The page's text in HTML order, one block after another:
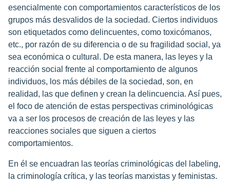
esencialmente con comportamientos característicos de los
grupos más desvalidos de la sociedad. Ciertos individuos
son etiquetados como delincuentes, como toxicómanos,
etc., por razón de su diferencia o de su fragilidad social, ya
sea económica o cultural. De esta manera, las leyes y la
reacción social frente al comportamiento de algunos
individuos, los más débiles de la sociedad, son, en
realidad, las que definen y crean la delincuencia. Así pues,
el foco de atención de estas perspectivas criminológicas
va a ser los procesos de creación de las leyes y las
reacciones sociales que siguen a ciertos
comportamientos.
En él se encuadran las teorías criminológicas del labeling,
la criminología crítica, y las teorías marxistas y feministas.